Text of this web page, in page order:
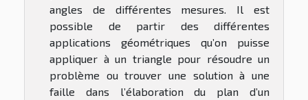
angles de différentes mesures. Il est
possible de partir des différentes
applications géométriques qu’on puisse
appliquer à un triangle pour résoudre un
problème ou trouver une solution à une
faille dans l’élaboration du plan d’un